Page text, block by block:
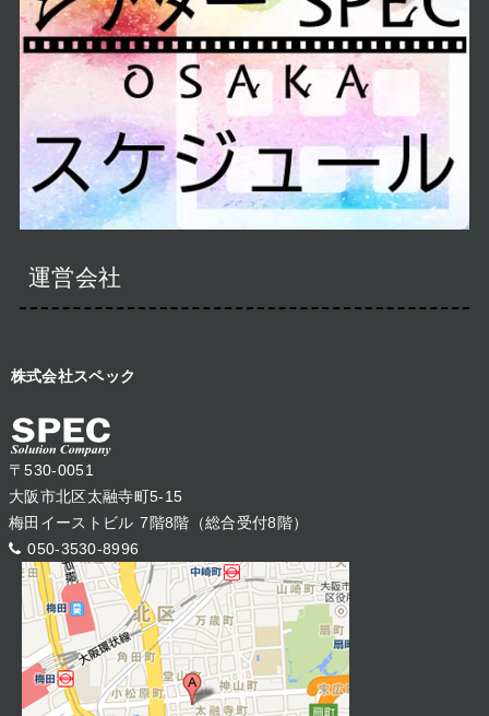
運営会社
株式会社スペック
〒530-0051
大阪市北区太融寺町5-15
梅田イーストビル 7階8階（総合受付8階）
050-3530-8996